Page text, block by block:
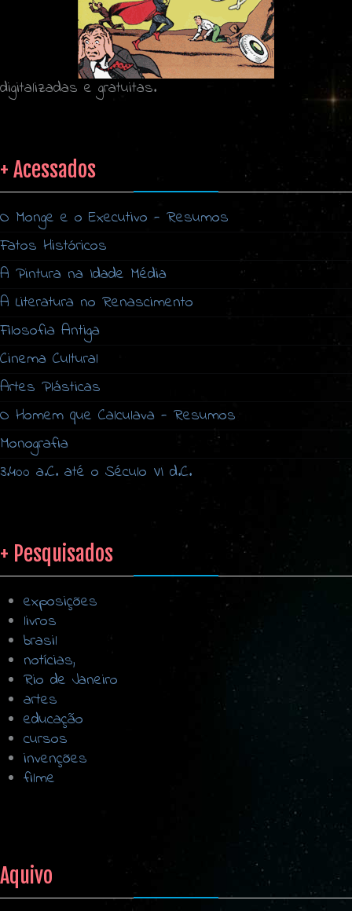
digitalizadas e gratuitas.
+ Acessados
O Monge e o Executivo - Resumos
Fatos Históricos
A Pintura na Idade Média
A Literatura no Renascimento
Filosofia Antiga
Cinema Cultural
Artes Plásticas
O Homem que Calculava - Resumos
Monografia
3.400 a.C. até o Século VI d.C.
+ Pesquisados
exposições
livros
brasil
notícias,
Rio de Janeiro
artes
educação
cursos
invenções
filme
Aquivo